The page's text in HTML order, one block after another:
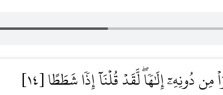
دُونِهِۦٓ إِلَٰهٗاۖ لَّقَدۡ قُلۡنَآ إِذٗا شَطَطًا [١٤]